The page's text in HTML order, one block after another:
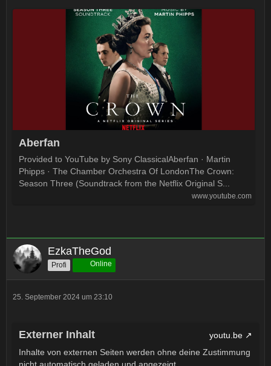
Aberfan
Provided to YouTube by Sony ClassicalAberfan · Martin
Phipps · The Chamber Orchestra Of LondonThe Crown:
Season Three (Soundtrack from the Netflix Original S...
www.youtube.com
EzkaTheGod
Profi Online
25. September 2024 um 23:10
Externer Inhalt
youtu.be
Inhalte von externen Seiten werden ohne deine Zustimmung